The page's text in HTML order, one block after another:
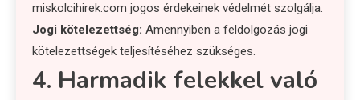
miskolcihirek.com jogos érdekeinek védelmét szolgálja.
Jogi kötelezettség: Amennyiben a feldolgozás jogi
kötelezettségek teljesítéséhez szükséges.
4. Harmadik felekkel való